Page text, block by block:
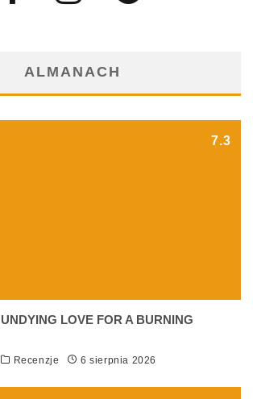
ALMANACH
7.3
LOVE FOR A BURNING
Recenzje 6 sierpnia 2026